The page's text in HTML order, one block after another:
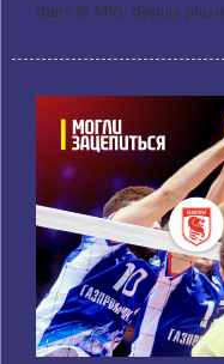
dans le MVL depuis